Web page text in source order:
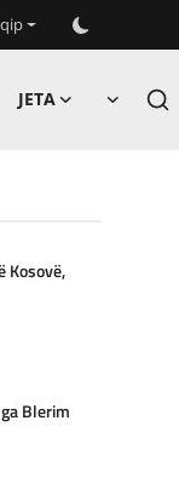
JETA
Kosovë,
Blerim